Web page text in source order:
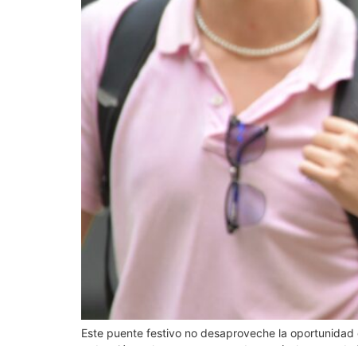
Este puente festivo no desaproveche la